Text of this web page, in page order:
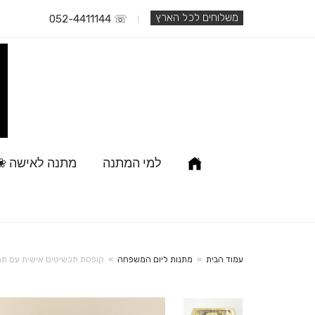
משלוחים לכל הארץ ☏ 052-4411144
למי המתנה מתנה לאישה
עמוד הבית » מתנות ליום המשפחה » קופסת תכשיטים אישית עם